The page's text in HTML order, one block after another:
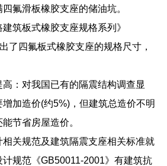
氟滑板橡胶支座的储油坑。
筑板式橡胶支座规格系列》
了四氟板式橡胶支座的规格尺寸，
高：对我国已有的隔震结构调查显
加造价(约5%)，但建筑总造价不明
节省房屋造价。
关规范及建筑隔震支座相关标准就
计规范《GB50011-2001》有建筑抗